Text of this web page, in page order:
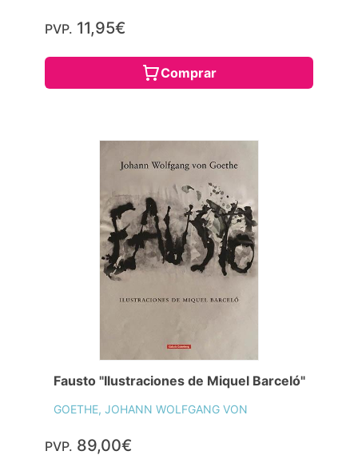
PVP. 11,95€
Comprar
Fausto "Ilustraciones de Miquel Barceló"
GOETHE, JOHANN WOLFGANG VON
PVP. 89,00€